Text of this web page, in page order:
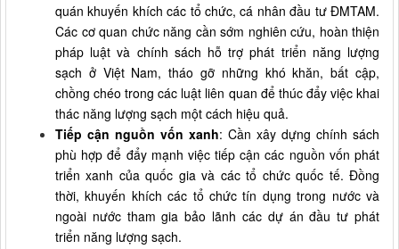
quán khuyến khích các tổ chức, cá nhân đầu tư ĐMTAM.
Các cơ quan chức năng cần sớm nghiên cứu, hoàn thiện
pháp luật và chính sách hỗ trợ phát triển năng lượng
sạch ở Việt Nam, tháo gỡ những khó khăn, bất cập,
chồng chéo trong các luật liên quan để thúc đẩy việc khai
thác năng lượng sạch một cách hiệu quả.
Tiếp cận nguồn vốn xanh: Cần xây dựng chính sách
phù hợp để đẩy mạnh việc tiếp cận các nguồn vốn phát
triển xanh của quốc gia và các tổ chức quốc tế. Đồng
thời, khuyến khích các tổ chức tín dụng trong nước và
ngoài nước tham gia bảo lãnh các dự án đầu tư phát
triển năng lượng sạch.